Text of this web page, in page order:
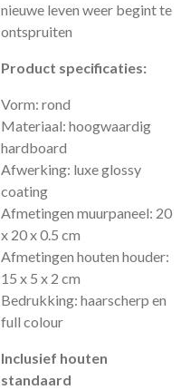
nieuwe leven weer begint te
ontspruiten
Product specificaties:
Vorm: rond
Materiaal: hoogwaardig
hardboard
Afwerking: luxe glossy
coating
Afmetingen muurpaneel: 20
x 20 x 0.5 cm
Afmetingen houten houder:
15 x 5 x 2 cm
Bedrukking: haarscherp en
full colour
Inclusief houten
standaard